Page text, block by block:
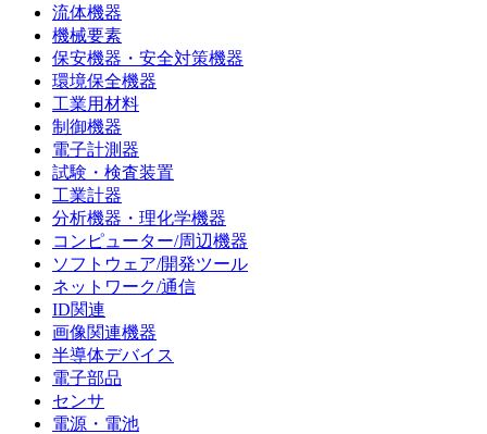
流体機器
機械要素
保安機器・安全対策機器
環境保全機器
工業用材料
制御機器
電子計測器
試験・検査装置
工業計器
分析機器・理化学機器
コンピューター/周辺機器
ソフトウェア/開発ツール
ネットワーク/通信
ID関連
画像関連機器
半導体デバイス
電子部品
センサ
電源・電池